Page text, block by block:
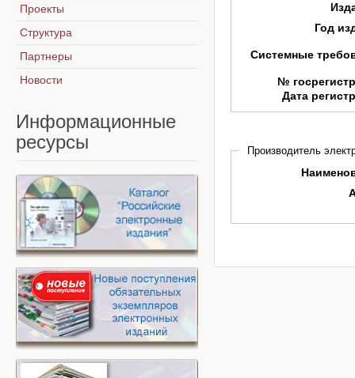
Год
Системные
№
Дата
Производитель
Проекты
Структура
Партнеры
Новости
Информационные
ресурсы